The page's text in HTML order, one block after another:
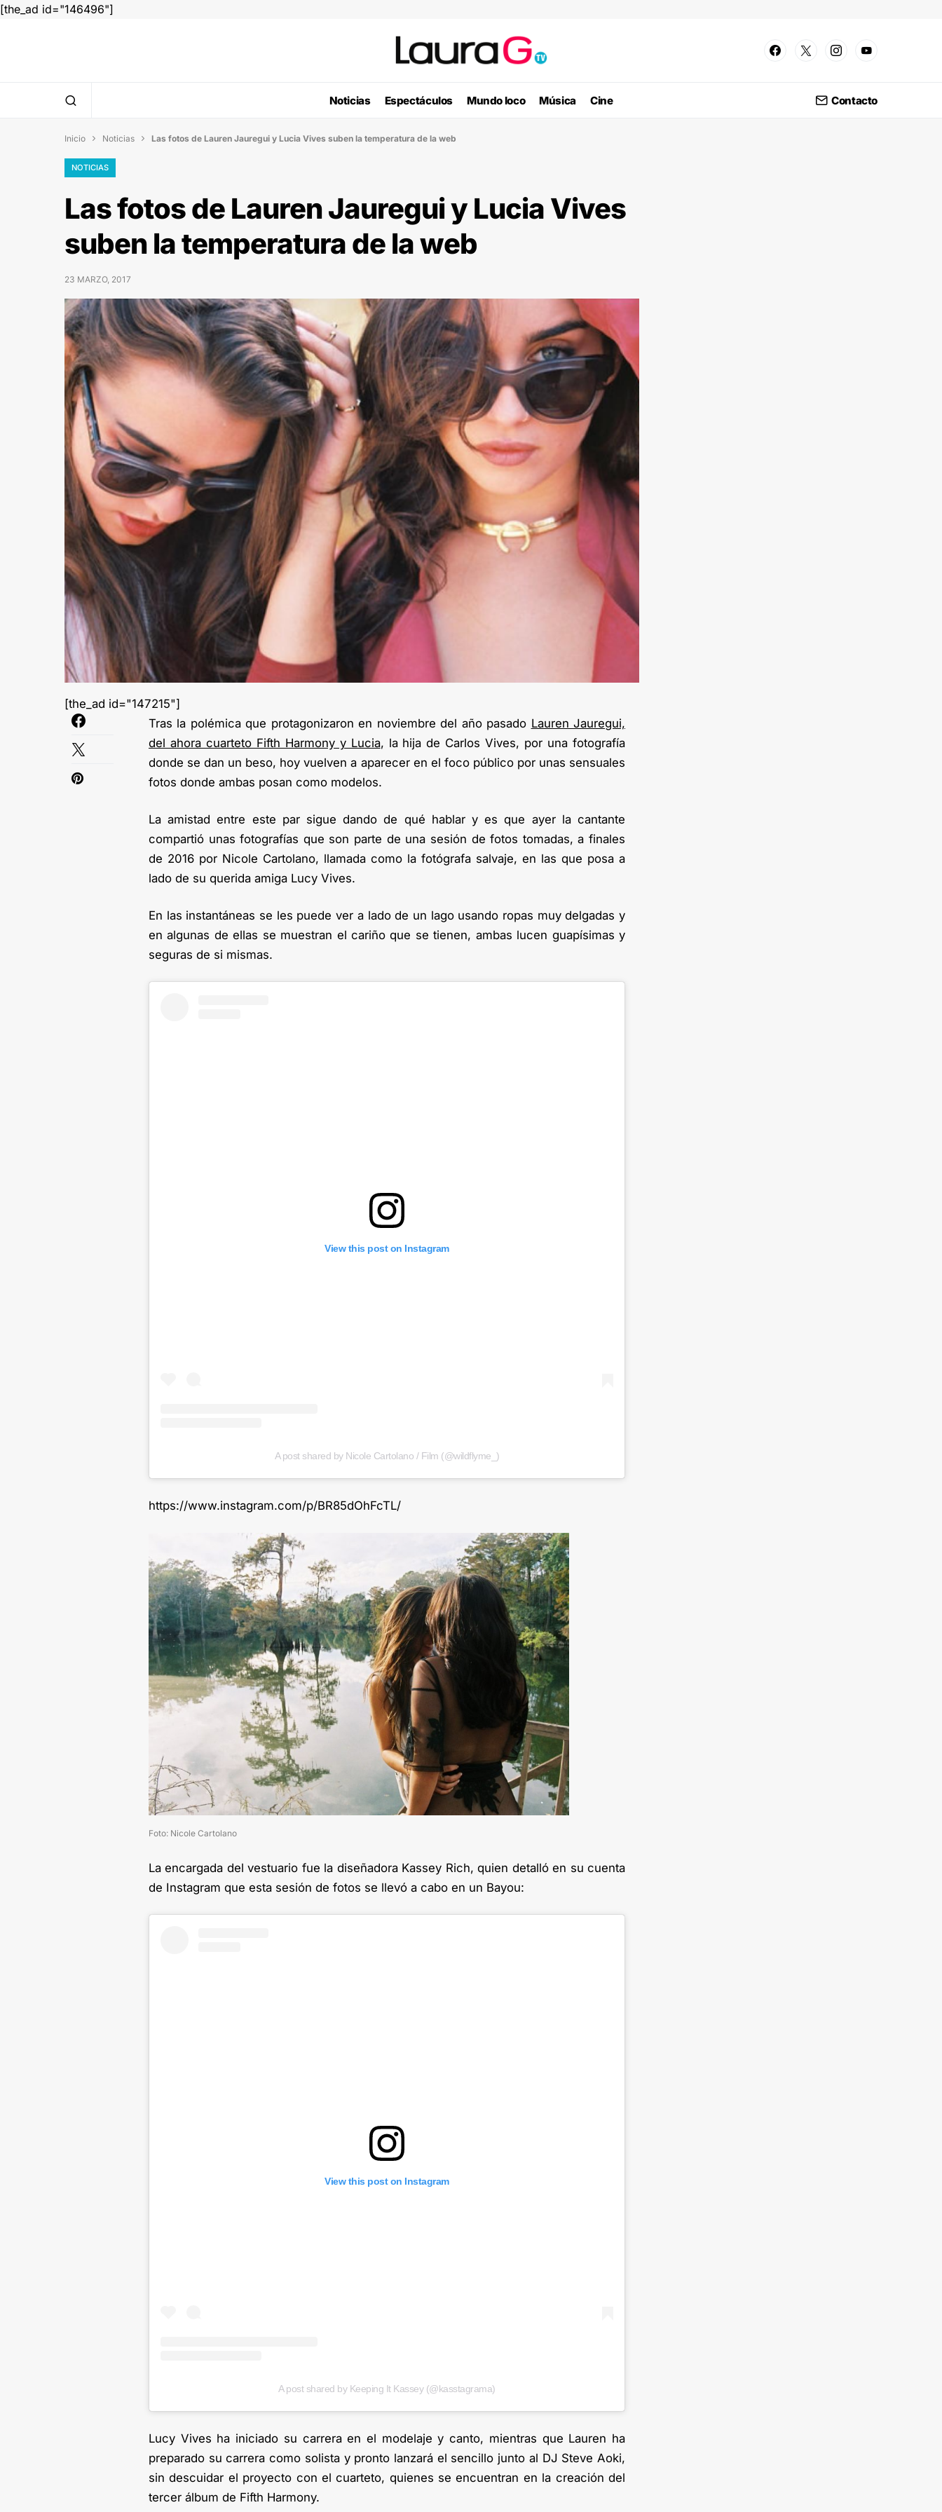
[the_ad id="146496"]
Noticias Espectáculos Mundo loco Música Cine Contacto
Inicio  Noticias  Las fotos de Lauren Jauregui y Lucia Vives suben la temperatura de la web
NOTICIAS
Las fotos de Lauren Jauregui y Lucia Vives
suben la temperatura de la web
23 MARZO, 2017
[the_ad id="147215"]
Tras la polémica que protagonizaron en noviembre del año pasado Lauren Jauregui,
del ahora cuarteto Fifth Harmony y Lucia, la hija de Carlos Vives, por una fotografía
donde se dan un beso, hoy vuelven a aparecer en el foco público por unas sensuales
fotos donde ambas posan como modelos.
La amistad entre este par sigue dando de qué hablar y es que ayer la cantante
compartió unas fotografías que son parte de una sesión de fotos tomadas, a finales
de 2016 por Nicole Cartolano, llamada como la fotógrafa salvaje, en las que posa a
lado de su querida amiga Lucy Vives.
En las instantáneas se les puede ver a lado de un lago usando ropas muy delgadas y
en algunas de ellas se muestran el cariño que se tienen, ambas lucen guapísimas y
seguras de si mismas.
View this post on Instagram
A post shared by Nicole Cartolano / Film (@wildflyme_)
https://www.instagram.com/p/BR85dOhFcTL/
Foto: Nicole Cartolano
La encargada del vestuario fue la diseñadora Kassey Rich, quien detalló en su cuenta
de Instagram que esta sesión de fotos se llevó a cabo en un Bayou:
View this post on Instagram
A post shared by Keeping It Kassey (@kasstagrama)
Lucy Vives ha iniciado su carrera en el modelaje y canto, mientras que Lauren ha
preparado su carrera como solista y pronto lanzará el sencillo junto al DJ Steve Aoki,
sin descuidar el proyecto con el cuarteto, quienes se encuentran en la creación del
tercer álbum de Fifth Harmony.